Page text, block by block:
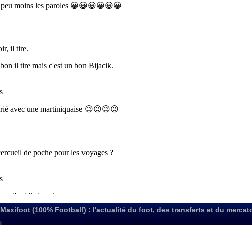
Maxifoot (100% Football) : l'actualité du foot, des transferts et du